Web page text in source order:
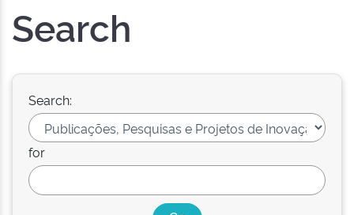
Search
Search:
for